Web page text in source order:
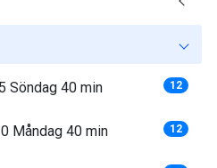
Söndag 40 min 12
Måndag 40 min 12